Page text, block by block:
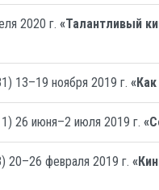
2020 г. «Талантливый
13–19 ноября 2019 г.
26 июня–2 июля 2019 г.
20–26 февраля 2019 г.